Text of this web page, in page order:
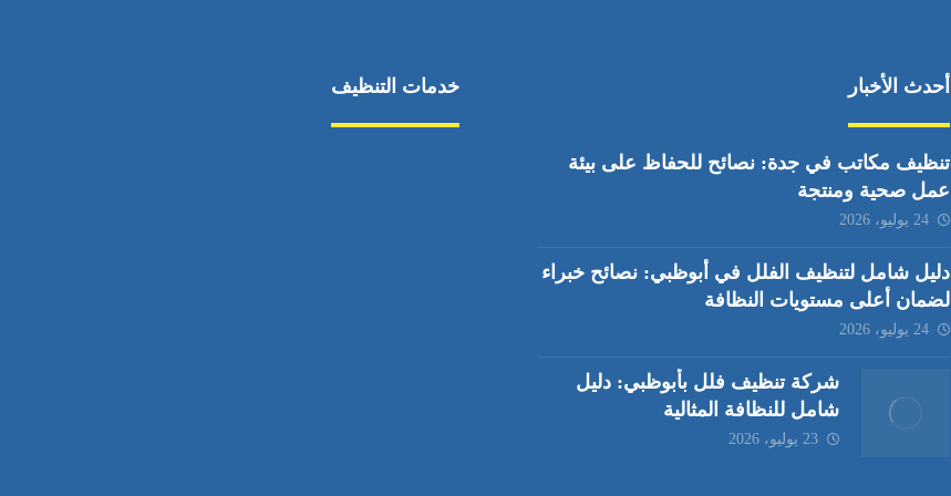
أحدث الأخبار
تنظيف مكاتب في جدة: نصائح للحفاظ على بيئة
عمل صحية ومنتجة
24 يوليو، 2026
دليل شامل لتنظيف الفلل في أبوظبي: نصائح خبراء
لضمان أعلى مستويات النظافة
24 يوليو، 2026
شركة تنظيف فلل بأبوظبي: دليل
شامل للنظافة المثالية
23 يوليو، 2026
خدمات التنظيف